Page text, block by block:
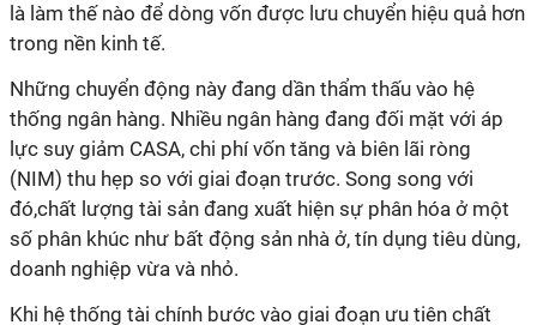
là làm thế nào để dòng vốn được lưu chuyển hiệu quả hơn
trong nền kinh tế.
Những chuyển động này đang dần thẩm thấu vào hệ
thống ngân hàng. Nhiều ngân hàng đang đối mặt với áp
lực suy giảm CASA, chi phí vốn tăng và biên lãi ròng
(NIM) thu hẹp so với giai đoạn trước. Song song với
đó,chất lượng tài sản đang xuất hiện sự phân hóa ở một
số phân khúc như bất động sản nhà ở, tín dụng tiêu dùng,
doanh nghiệp vừa và nhỏ.
Khi hệ thống tài chính bước vào giai đoạn ưu tiên chất